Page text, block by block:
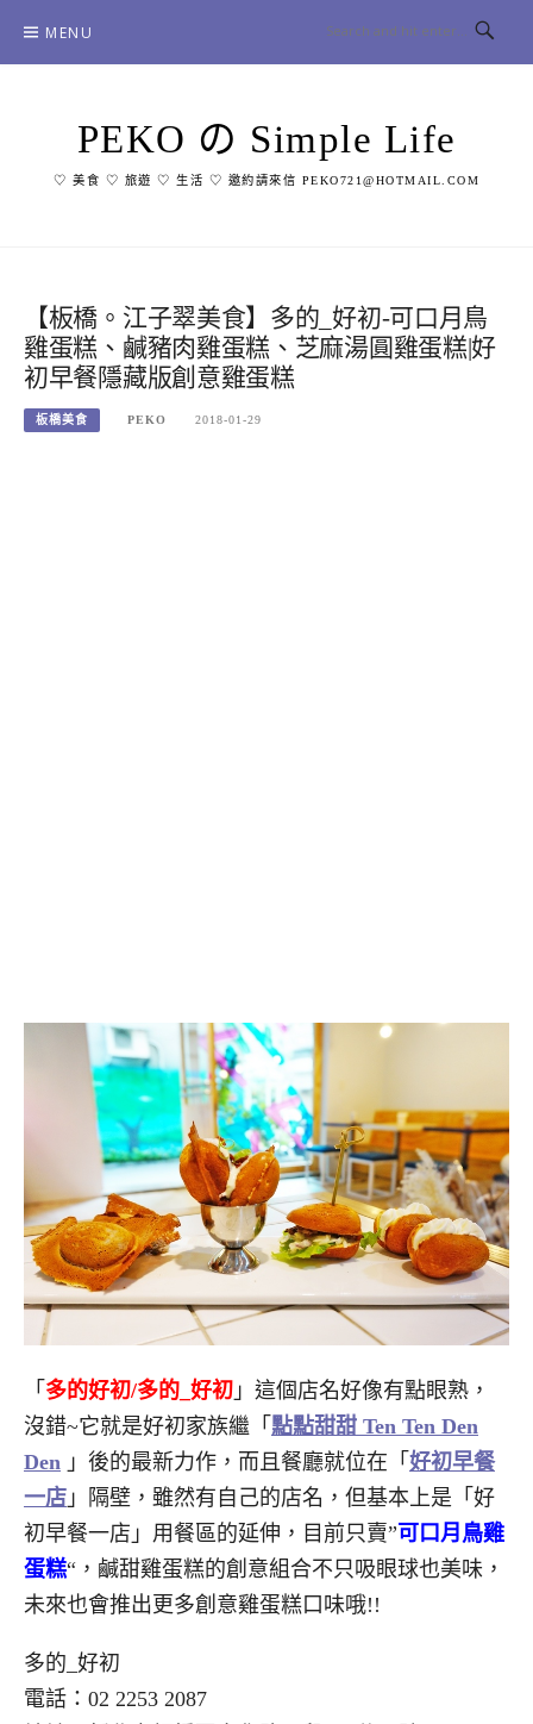
content
MENU
PEKO の Simple Life
♡ 美食 ♡ 旅遊 ♡ 生活 ♡ 邀約請來信 PEKO721@HOTMAIL.COM
【板橋。江子翠美食】多的_好初-可口月鳥
雞蛋糕、鹹豬肉雞蛋糕、芝麻湯圓雞蛋糕|好
初早餐隱藏版創意雞蛋糕
板橋美食 PEKO 2018-01-29
「 多的好初/多的_好初 」這個店名好像有點眼熟，
沒錯~它就是好初家族繼「 點點甜甜 Ten Ten Den
Den 」後的最新力作，而且餐廳就位在「 好初早餐
一店 」隔壁，雖然有自己的店名，但基本上是「好
初早餐一店」用餐區的延伸，目前只賣”可口月鳥雞
蛋糕“，鹹甜雞蛋糕的創意組合不只吸眼球也美味，
未來也會推出更多創意雞蛋糕口味哦!!
多的_好初
電話：02 2253 2087